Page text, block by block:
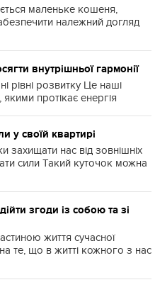
маленьке кошеня,
належний догляд
внутрішньої гармонії
рівні розвитку Це наші
якими протікає енергія
у своїй квартирі
захищати нас від зовнішніх
сили Такий куточок можна
згоди із собою та зі
життя сучасної
те, що в житті кожного з нас